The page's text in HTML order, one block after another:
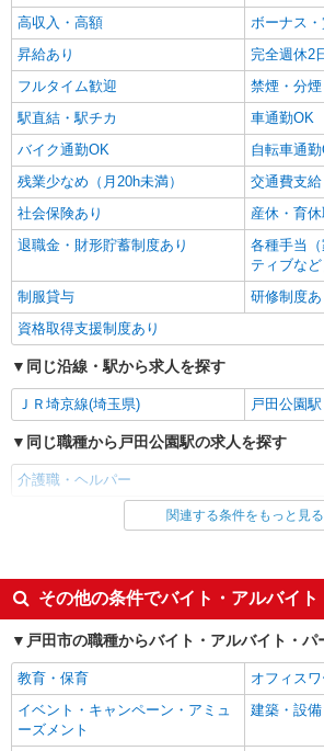
高収入・高額
ボーナス・
昇給あり
完全週休2
フルタイム歓迎
禁煙・分煙
駅直結・駅チカ
車通勤OK
バイク通勤OK
自転車通
残業少なめ（月20h未満）
交通費支給
社会保険あり
産休・育
退職金・財形貯蓄制度あり
各種手当
ティブなど
制服貸与
研修制度あ
資格取得支援制度あり
同じ沿線・駅から求人を探す
ＪＲ埼京線(埼玉県) 戸田公園駅
同じ職種から戸田公園駅の求人を探す
介護職・ヘルパー
同じ雇用形態から戸田公園駅の求人を探す
同じ特徴から戸田公園駅の求人を探す
入社日応相談
未経験歓迎
経験者・有資格者歓迎
新卒・第
女性活躍中
主婦・主
フリーター歓迎
関連する条件をもっと見る
その他の条件でバイト・アルバイ
戸田市の職種からバイト・アルバイト・パ
教育・保育
オフィス
イベント・キャンペーン・アミュ
ーズメント
建築・設